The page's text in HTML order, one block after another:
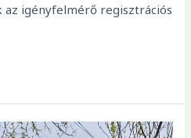
az igényfelmérő regisztrációs